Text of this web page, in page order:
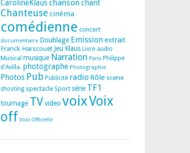
CarolineKlaus chanson chant
Chanteuse cinéma
comédienne concert
documentaire Doublage Emissionextrait
Franck Harscouët Jeu Klaus Livre audio
Musical musique Narration Paris Philippe
d'Avilla. photographe Photographie
Photos Pub Publicité radio Rôle scene
shooting spectacle Sport série TF1
tournage TVvideo voixVoix
off Voix Officielle